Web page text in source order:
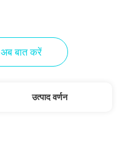
अब बात करें
उत्पाद वर्णन